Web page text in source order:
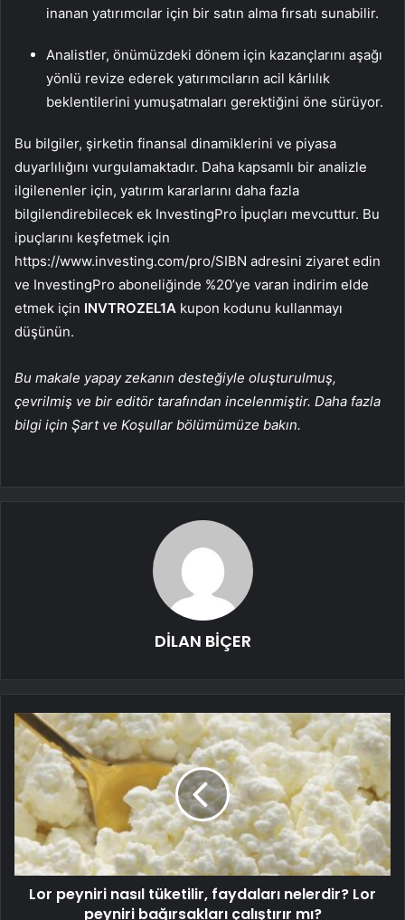
inanan yatırımcılar için bir satın alma fırsatı sunabilir.
Analistler, önümüzdeki dönem için kazançlarını aşağı
yönlü revize ederek yatırımcıların acil kârlılık
beklentilerini yumuşatmaları gerektiğini öne sürüyor.
Bu bilgiler, şirketin finansal dinamiklerini ve piyasa
duyarlılığını vurgulamaktadır. Daha kapsamlı bir analizle
ilgilenenler için, yatırım kararlarını daha fazla
bilgilendirebilecek ek InvestingPro İpuçları mevcuttur. Bu
ipuçlarını keşfetmek için
https://www.investing.com/pro/SIBN adresini ziyaret edin
ve InvestingPro aboneliğinde %20’ye varan indirim elde
etmek için INVTROZEL1A kupon kodunu kullanmayı
düşünün.
Bu makale yapay zekanın desteğiyle oluşturulmuş,
çevrilmiş ve bir editör tarafından incelenmiştir. Daha fazla
bilgi için Şart ve Koşullar bölümümüze bakın.
DİLAN BİÇER
Lor peyniri nasıl tüketilir, faydaları nelerdir? Lor
peyniri bağırsakları çalıştırır mı?